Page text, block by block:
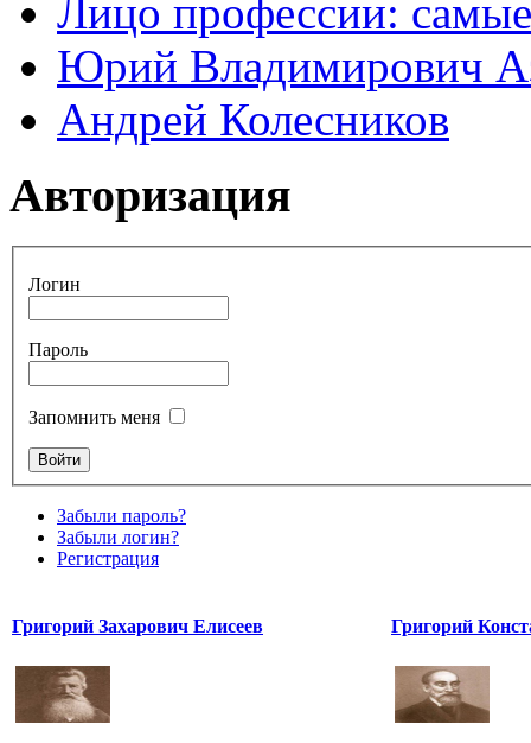
Лицо профессии:
Юрий Владимирович
Андрей Колесников
Авторизация
Логин
Пароль
Запомнить меня
Забыли пароль?
Забыли логин?
Регистрация
Григорий Захарович Елисеев Григорий